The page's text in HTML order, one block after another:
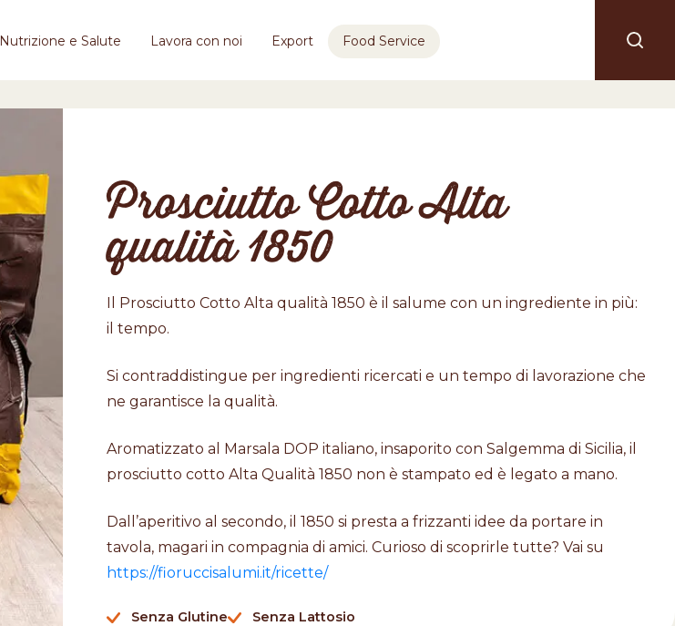
Nutrizione e Salute Lavora con noi Export Food Service
Prosciutto Cotto Alta
qualità 1850
Il Prosciutto Cotto Alta qualità 1850 è il salume con un ingrediente in più:
il tempo.
Si contraddistingue per ingredienti ricercati e un tempo di lavorazione che
ne garantisce la qualità.
Aromatizzato al Marsala DOP italiano, insaporito con Salgemma di Sicilia, il
prosciutto cotto Alta Qualità 1850 non è stampato ed è legato a mano.
Dall’aperitivo al secondo, il 1850 si presta a frizzanti idee da portare in
tavola, magari in compagnia di amici. Curioso di scoprirle tutte? Vai su
https://fioruccisalumi.it/ricette/
Senza Glutine Senza Lattosio